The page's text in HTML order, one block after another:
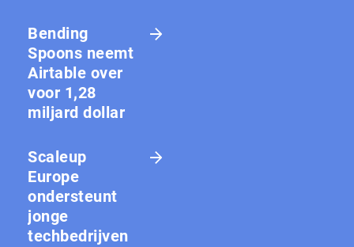
Bending
Spoons neemt
Airtable over
voor 1,28
miljard dollar
Scaleup
Europe
ondersteunt
jonge
techbedrijven